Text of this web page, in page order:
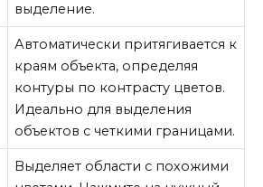
выделение.
Автоматически притягивается к
краям объекта, определяя
контуры по контрасту цветов.
Идеально для выделения
объектов с четкими границами.
Выделяет области с похожими